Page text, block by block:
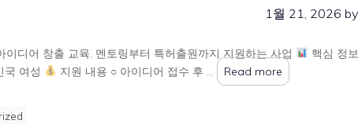
1월 21, 2026 by
이디어 창출 교육, 멘토링부터 특허출원까지 지원하는 사업 핵심 정
국 여성
지원 내용 ○ 아이디어 접수 후 … Read more